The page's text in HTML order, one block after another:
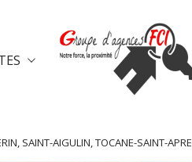
Estimer
SAINT-AIGULIN, TOCANE-SAINT-APRE